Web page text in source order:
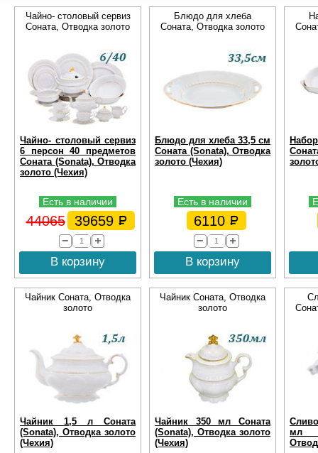
Чайно- столовый сервиз
Соната, Отводка золото
Чайно- столовый сервиз
6 персон 40 предметов
Соната (Sonata), Отводка
золото (Чехия)
Есть в наличии
44065 39659
В корзину
Блюдо для хлеба
Соната, Отводка золото
Блюдо для хлеба 33,5 см
Соната (Sonata), Отводка
золото (Чехия)
Есть в наличии
6110
В корзину
Чайник Соната, Отводка
золото
Чайник 1,5 л Соната
(Sonata), Отводка золото
(Чехия)
Чайник Соната, Отводка
золото
Чайник 350 мл Соната
(Sonata), Отводка золото
(Чехия)
мл